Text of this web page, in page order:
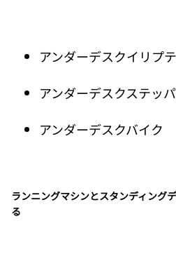
アンダーデスクイリプ
アンダーデスクステッ
アンダーデスクバイク
ランニングマシンとスタンディング
る